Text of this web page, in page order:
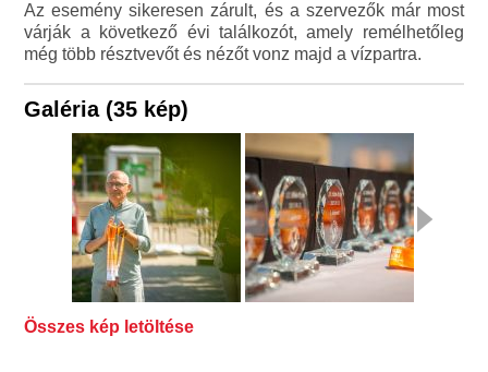
Az esemény sikeresen zárult, és a szervezők már most
várják a következő évi találkozót, amely remélhetőleg
még több résztvevőt és nézőt vonz majd a vízpartra.
Galéria (35 kép)
Összes kép letöltése